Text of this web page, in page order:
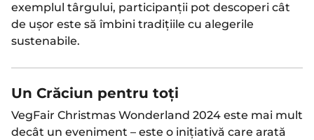
exemplul târgului, participanții pot descoperi cât
de ușor este să îmbini tradițiile cu alegerile
sustenabile.
Un Crăciun pentru toți
VegFair Christmas Wonderland 2024 este mai mult
decât un eveniment – este o inițiativă care arată